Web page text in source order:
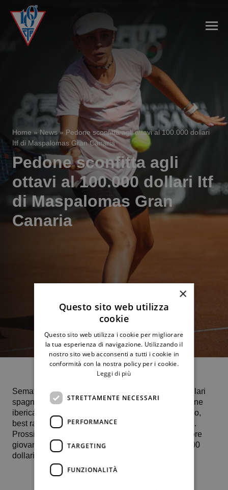
Home » News» Pedone sconfitta agli ottavi al 100.000 dollari
Itf di Maspalomas Gran Canaria
Pedone sconfitta agli
ottavi al 100.000 dollari Itf
di Maspalomas Gran
Canaria
Semaforo rosso agli ottavi di finale del 100.000 dollari
spagnolo (terra rossa) per 𝐆𝐢𝐨𝐫𝐠𝐢𝐚 𝐏𝐞𝐝𝐨𝐧𝐞. La 33enne
iberica Nuria Parrizas – Diaz, numero 144 al mondo,
best ranking 45, prevale con il punteggio di 6-2 6-3.
Prossimo impegno per la tennista 19enne del settore
giovanile del Ct Palermo, numero 279 Wta, il 40.000
dollari Itf sulla terra rossa di Zagabria in Croazia.
×
Questo sito web utilizza
cookie
Questo sito web utilizza i cookie per migliorare
la tua esperienza di navigazione. Utilizzando il
nostro sito web acconsenti a tutti i cookie in
conformità con la nostra policy per i cookie.
Leggi di più
STRETTAMENTE NECESSARI
PERFORMANCE
TARGETING
FUNZIONALITÀ